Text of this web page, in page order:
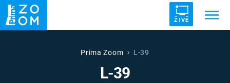
ŽIVĚ
UFO DRUHÁ SVĚTOVÁ VÁLKA
VETŘELCI DÁVNOVĚKU
Prima Zoom L-39
L-39